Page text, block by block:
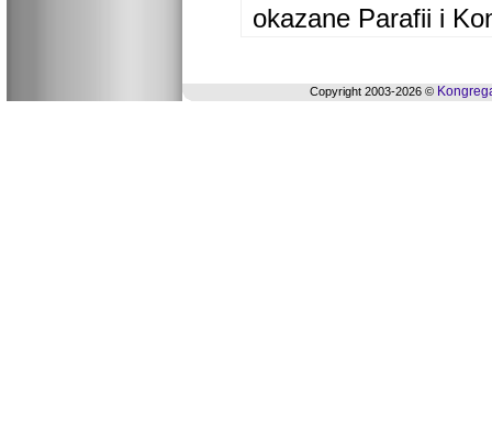
okazane Parafii i
Copyright 2003-2026 ©